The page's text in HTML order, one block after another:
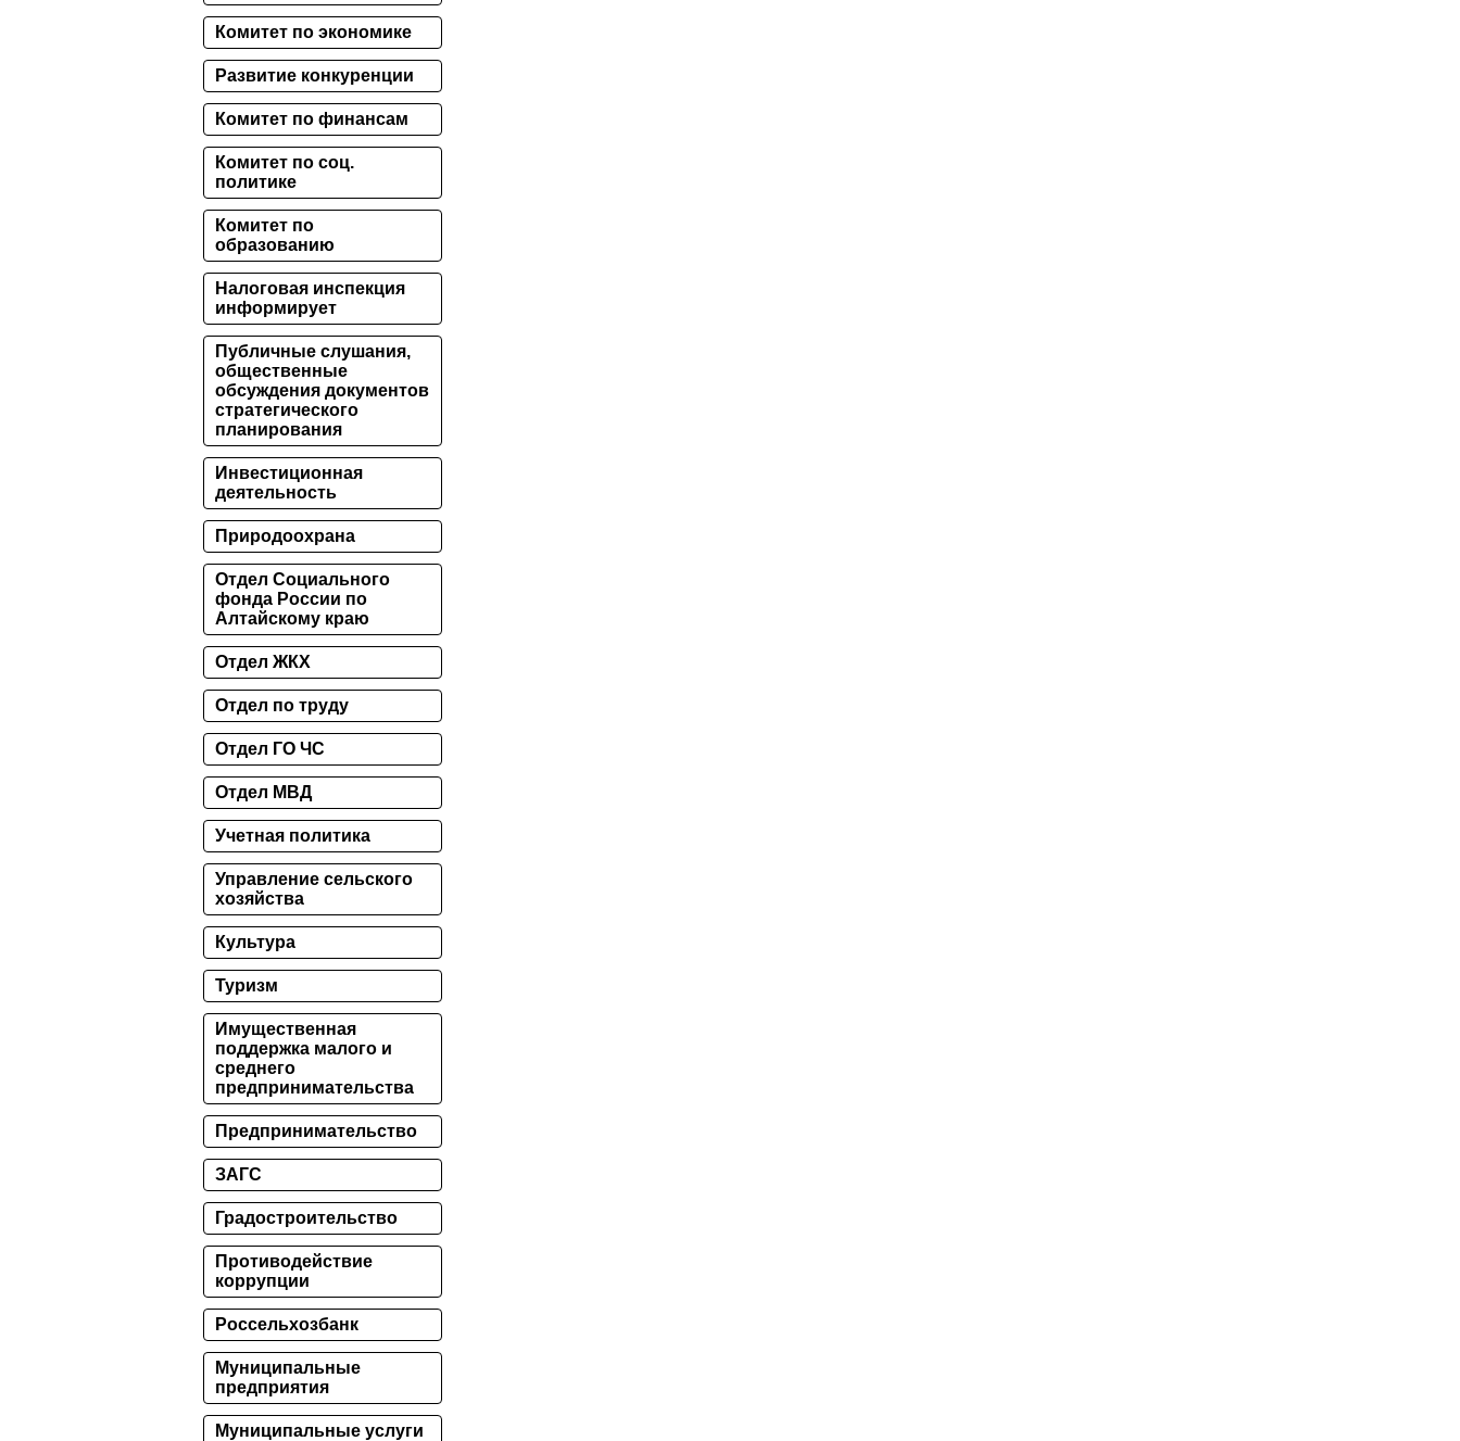
Комитет по экономике
Развитие конкуренции
Комитет по финансам
Комитет по соц.
политике
Комитет по
образованию
Налоговая инспекция
информирует
Публичные слушания,
общественные
обсуждения документов
стратегического
планирования
Инвестиционная
деятельность
Природоохрана
Отдел Социального
фонда России по
Алтайскому краю
Отдел ЖКХ
Отдел по труду
Отдел ГО ЧС
Отдел МВД
Учетная политика
Управление сельского
хозяйства
Культура
Туризм
Имущественная
поддержка малого и
среднего
предпринимательства
Предпринимательство
ЗАГС
Градостроительство
Противодействие
коррупции
Россельхозбанк
Муниципальные
предприятия
Муниципальные услуги